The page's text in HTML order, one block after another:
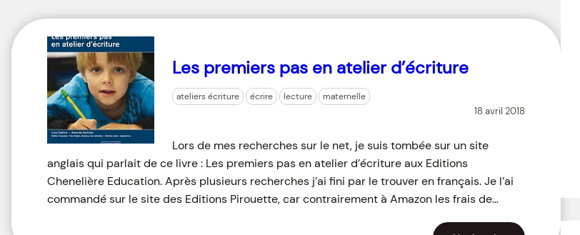
c
Les premiers pas en atelier d’écriture
ateliers écriture écrire lecture maternelle
18 avril 2018
Lors de mes recherches sur le net, je suis tombée sur un site
anglais qui parlait de ce livre : Les premiers pas en atelier d’écriture aux Editions
Chenelière Education. Après plusieurs recherches j’ai fini par le trouver en français. Je l’ai
commandé sur le site des Editions Pirouette, car contrairement à Amazon les frais de…